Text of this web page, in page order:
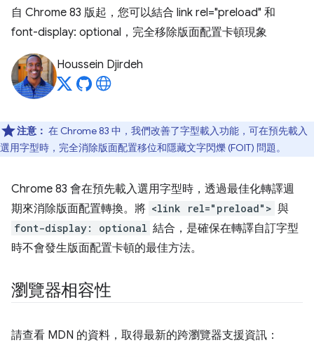
自 Chrome 83 版起，您可以結合 link rel="preload" 和
font-display: optional，完全移除版面配置卡頓現象
Houssein Djirdeh
注意： 在 Chrome 83 中，我們改善了字型載入功能，可在預先載入
選用字型時，完全消除版面配置移位和隱藏文字閃爍 (FOIT) 問題。
Chrome 83 會在預先載入選用字型時，透過最佳化轉譯週
期來消除版面配置轉換。將 <link rel="preload"> 與
font-display: optional 結合，是確保在轉譯自訂字型
時不會發生版面配置卡頓的最佳方法。
瀏覽器相容性
請查看 MDN 的資料，取得最新的跨瀏覽器支援資訊：